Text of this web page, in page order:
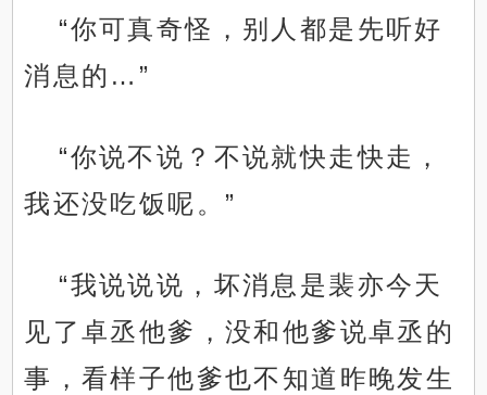
“你可真奇怪，别人都是先听好
消息的…”
“你说不说？不说就快走快走，
我还没吃饭呢。”
“我说说说，坏消息是裴亦今天
见了卓丞他爹，没和他爹说卓丞的
事，看样子他爹也不知道昨晚发生